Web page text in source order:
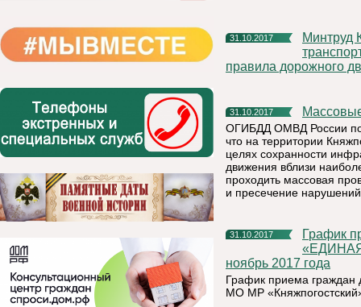
31.10.2017
Минтруд Коми: организации, которые эксплуатируют
правила дорожного
31.10.2017
ОГИБДД ОМВД России по
что на территории
целях сохранности
движения вблизи
проходить массовая
и пресечение
31.10.2017
График приема граждан депутатской группой Партии
«ЕДИНАЯ
ноябрь 2017 года
График приема
МО МР